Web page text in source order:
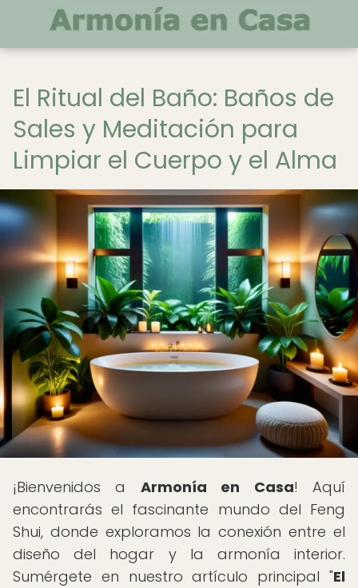
El Ritual del Baño: Baños de
Sales y Meditación para
Limpiar el Cuerpo y el Alma
¡Bienvenidos a Armonía en Casa! Aquí
encontrarás el fascinante mundo del Feng
Shui, donde exploramos la conexión entre el
diseño del hogar y la armonía interior.
Sumérgete en nuestro artículo principal "El